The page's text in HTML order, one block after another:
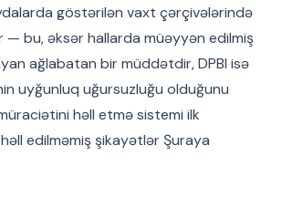
göstərilən vaxt çərçivələrində
— bu, əksər hallarda müəyyən edilmiş
ağlabatan bir müddətdir, DPBI isə
uyğunluq uğursuzluğu olduğunu
həll etmə sistemi ilk
həll edilməmiş şikayətlər Şuraya